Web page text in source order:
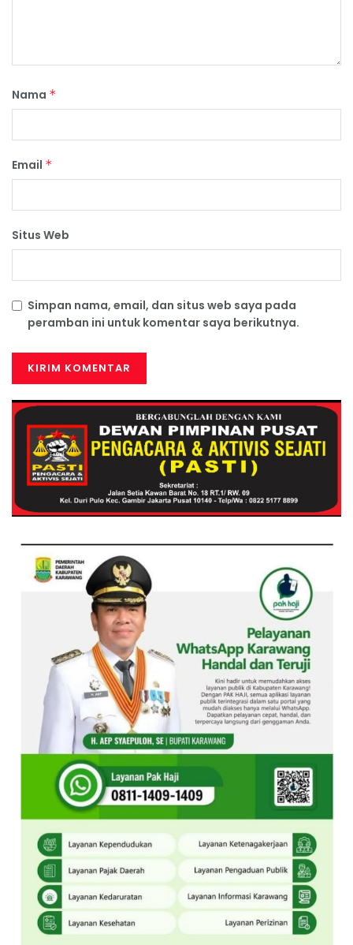
Nama *
Email *
Situs Web
Simpan nama, email, dan situs web saya pada
peramban ini untuk komentar saya berikutnya.